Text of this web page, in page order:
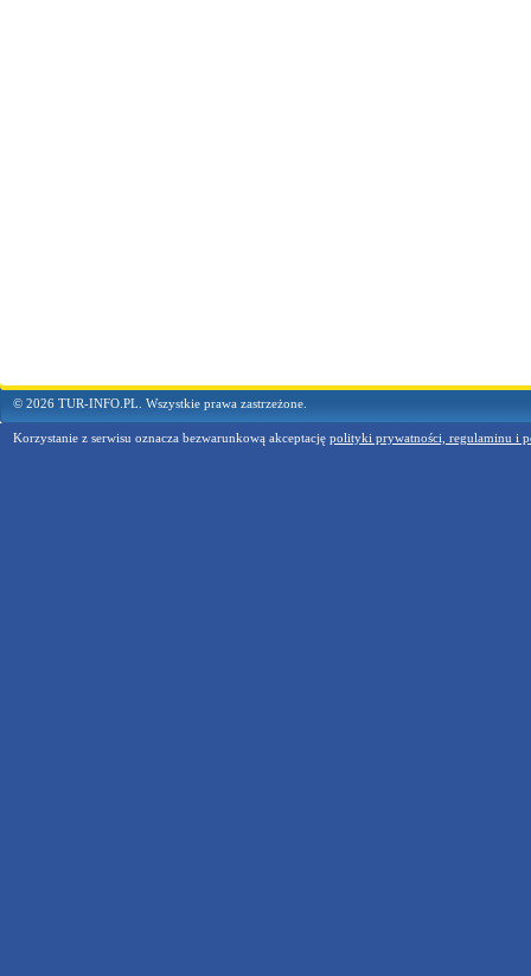
© 2026 TUR-INFO.PL. Wszystkie prawa zastrzeżone.
Korzystanie z serwisu oznacza bezwarunkową akceptację polityki prywatności, regulaminu i